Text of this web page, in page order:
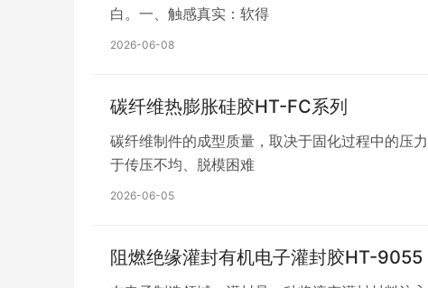
白。一、触感真实：软得
2026-06-08
碳纤维热膨胀硅胶HT-FC系列
碳纤维制件的成型质量，取决于固化过程中的压
于传压不均、脱模困难
2026-06-05
阻燃绝缘灌封有机电子灌封胶HT-9055